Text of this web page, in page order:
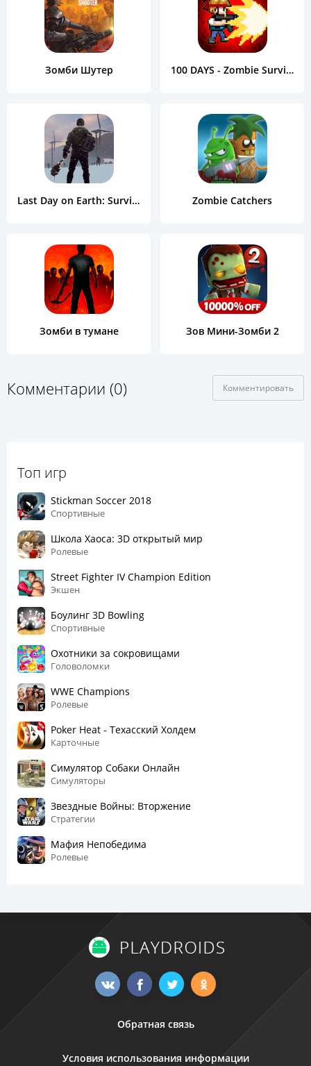
Зомби Шутер 100 DAYS - Zombie Survival
Last Day on Earth: Survival Zombie Catchers
Зомби в тумане Зов Мини-Зомби 2
Комментарии (0) Комментировать
Топ игр
Stickman Soccer 2018
Спортивные
Школа Хаоса: 3D открытый мир
Ролевые
Street Fighter IV Champion Edition
Экшен
Боулинг 3D Bowling
Спортивные
Охотники за сокровищами
Головоломки
WWE Champions
Ролевые
Poker Heat - Техасский Холдем
Карточные
Симулятор Собаки Онлайн
Симуляторы
Звездные Войны: Вторжение
Стратегии
Мафия Непобедима
Ролевые
Обратная связь
Условия использования информации